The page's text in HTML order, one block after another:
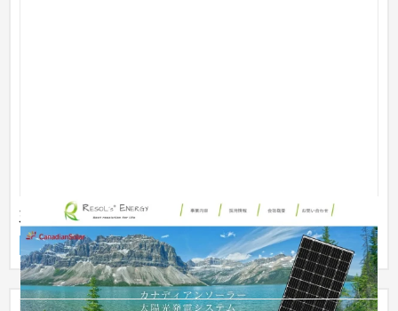
建設業 ホームページ制作
企業サイト 建設・工務店・住宅・リフォーム 51〜100万円